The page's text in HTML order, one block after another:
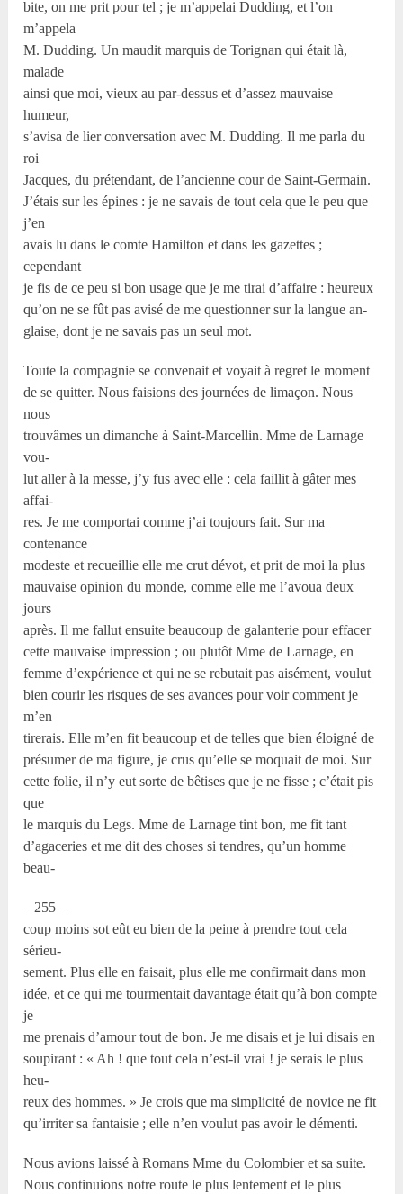
bite, on me prit pour tel ; je m’appelai Dudding, et l’on
m’appela
M. Dudding. Un maudit marquis de Torignan qui était là,
malade
ainsi que moi, vieux au par-dessus et d’assez mauvaise
humeur,
s’avisa de lier conversation avec M. Dudding. Il me parla du
roi
Jacques, du prétendant, de l’ancienne cour de Saint-Germain.
J’étais sur les épines : je ne savais de tout cela que le peu que
j’en
avais lu dans le comte Hamilton et dans les gazettes ;
cependant
je fis de ce peu si bon usage que je me tirai d’affaire : heureux
qu’on ne se fût pas avisé de me questionner sur la langue an-
glaise, dont je ne savais pas un seul mot.
Toute la compagnie se convenait et voyait à regret le moment
de se quitter. Nous faisions des journées de limaçon. Nous
nous
trouvâmes un dimanche à Saint-Marcellin. Mme de Larnage
vou-
lut aller à la messe, j’y fus avec elle : cela faillit à gâter mes
affai-
res. Je me comportai comme j’ai toujours fait. Sur ma
contenance
modeste et recueillie elle me crut dévot, et prit de moi la plus
mauvaise opinion du monde, comme elle me l’avoua deux
jours
après. Il me fallut ensuite beaucoup de galanterie pour effacer
cette mauvaise impression ; ou plutôt Mme de Larnage, en
femme d’expérience et qui ne se rebutait pas aisément, voulut
bien courir les risques de ses avances pour voir comment je
m’en
tirerais. Elle m’en fit beaucoup et de telles que bien éloigné de
présumer de ma figure, je crus qu’elle se moquait de moi. Sur
cette folie, il n’y eut sorte de bêtises que je ne fisse ; c’était pis
que
le marquis du Legs. Mme de Larnage tint bon, me fit tant
d’agaceries et me dit des choses si tendres, qu’un homme
beau-
– 255 –
coup moins sot eût eu bien de la peine à prendre tout cela
sérieu-
sement. Plus elle en faisait, plus elle me confirmait dans mon
idée, et ce qui me tourmentait davantage était qu’à bon compte
je
me prenais d’amour tout de bon. Je me disais et je lui disais en
soupirant : « Ah ! que tout cela n’est-il vrai ! je serais le plus
heu-
reux des hommes. » Je crois que ma simplicité de novice ne fit
qu’irriter sa fantaisie ; elle n’en voulut pas avoir le démenti.
Nous avions laissé à Romans Mme du Colombier et sa suite.
Nous continuions notre route le plus lentement et le plus